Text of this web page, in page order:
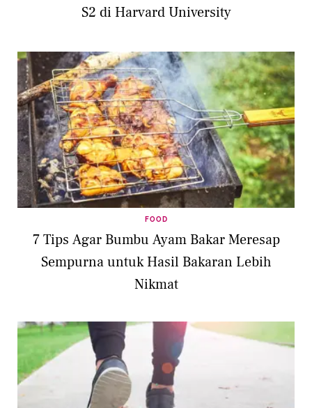
S2 di Harvard University
FOOD
7 Tips Agar Bumbu Ayam Bakar Meresap
Sempurna untuk Hasil Bakaran Lebih
Nikmat